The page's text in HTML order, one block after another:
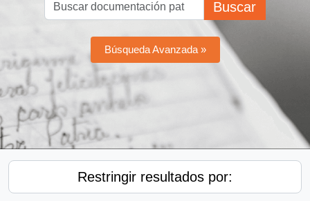
Buscar
Búsqueda Avanzada »
Restringir resultados por: